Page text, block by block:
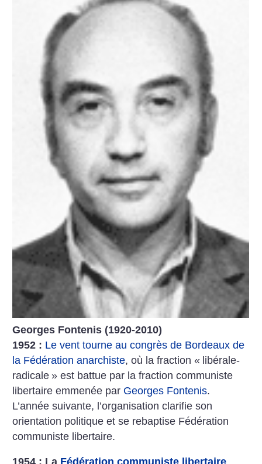
Georges Fontenis (1920-2010)
1952 : Le vent tourne au congrès de Bordeaux de
la Fédération anarchiste, où la fraction « libérale-
radicale » est battue par la fraction communiste
libertaire emmenée par Georges Fontenis.
L’année suivante, l’organisation clarifie son
orientation politique et se rebaptise Fédération
communiste libertaire.